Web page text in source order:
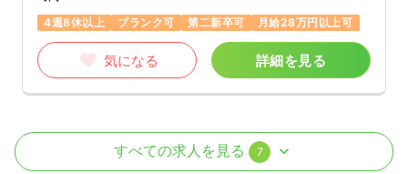
4週8休以上
ブランク可 第二新卒可 月給28万円以上可
気になる 詳細を見る
オペ室(手術室)正・准看護師
すべての求人を見る 7